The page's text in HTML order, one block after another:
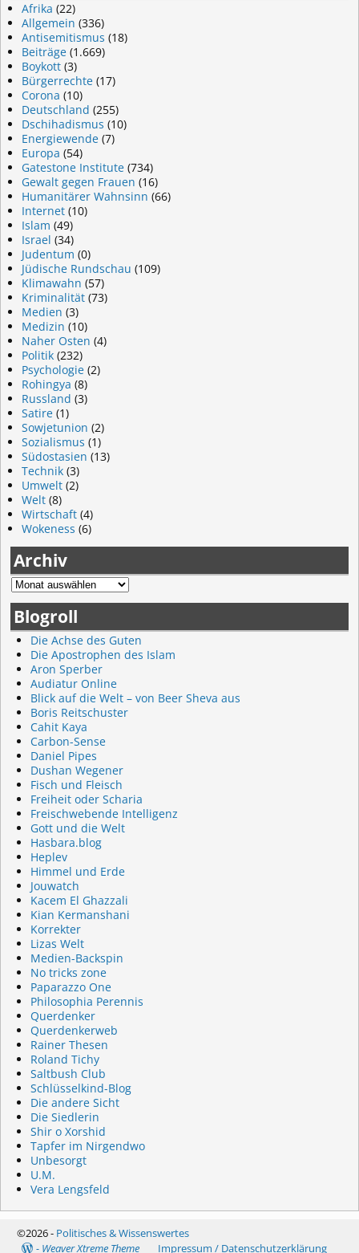
Afrika (22)
Allgemein (336)
Antisemitismus (18)
Beiträge (1.669)
Boykott (3)
Bürgerrechte (17)
Corona (10)
Deutschland (255)
Dschihadismus (10)
Energiewende (7)
Europa (54)
Gatestone Institute (734)
Gewalt gegen Frauen (16)
Humanitärer Wahnsinn (66)
Internet (10)
Islam (49)
Israel (34)
Judentum (0)
Jüdische Rundschau (109)
Klimawahn (57)
Kriminalität (73)
Medien (3)
Medizin (10)
Naher Osten (4)
Politik (232)
Psychologie (2)
Rohingya (8)
Russland (3)
Satire (1)
Sowjetunion (2)
Sozialismus (1)
Südostasien (13)
Technik (3)
Umwelt (2)
Welt (8)
Wirtschaft (4)
Wokeness (6)
Archiv
Blogroll
Die Achse des Guten
Die Apostrophen des Islam
Aron Sperber
Audiatur Online
Blick auf die Welt – von Beer Sheva aus
Boris Reitschuster
Cahit Kaya
Carbon-Sense
Daniel Pipes
Dushan Wegener
Fisch und Fleisch
Freiheit oder Scharia
Freischwebende Intelligenz
Gott und die Welt
Hasbara.blog
Heplev
Himmel und Erde
Jouwatch
Kacem El Ghazzali
Kian Kermanshani
Korrekter
Lizas Welt
Medien-Backspin
No tricks zone
Paparazzo One
Philosophia Perennis
Querdenker
Querdenkerweb
Rainer Thesen
Roland Tichy
Saltbush Club
Schlüsselkind-Blog
Die andere Sicht
Die Siedlerin
Shir o Xorshid
Tapfer im Nirgendwo
Unbesorgt
U.M.
Vera Lengsfeld
©2026 - Politisches & Wissenswertes
- Weaver Xtreme Theme Impressum / Datenschutzerklärung